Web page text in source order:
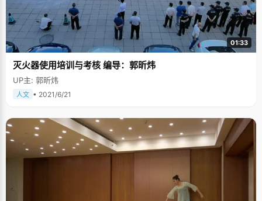
01:33
灭火器使用培训与考核 编导：郭昕炜
UP主: 郭昕炜
人文 • 2021/6/21